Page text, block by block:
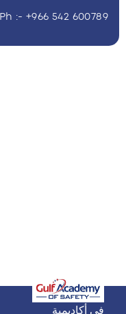
Ph :- +966 542 600789
في أكاديمية